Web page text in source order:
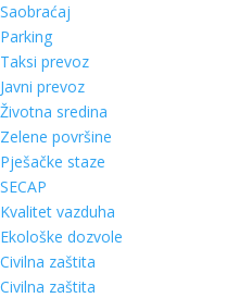
Saobraćaj
Parking
Taksi prevoz
Javni prevoz
Životna sredina
Zelene površine
Pješačke staze
SECAP
Kvalitet vazduha
Ekološke dozvole
Civilna zaštita
Civilna zaštita